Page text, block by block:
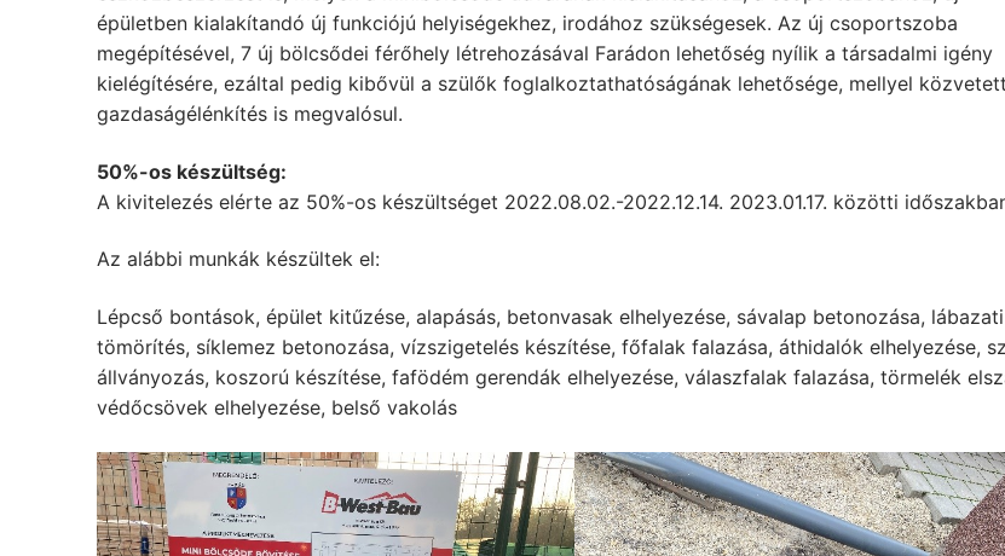
épületben kialakítandó új funkciójú helyiségekhez, irodához szükségesek. Az új csoportszoba
megépítésével, 7 új bölcsődei férőhely létrehozásával Farádon lehetőség nyílik a társadalmi igény
kielégítésére, ezáltal pedig kibővül a szülők foglalkoztathatóságának lehetősége, mellyel közvetett
gazdaságélénkítés is megvalósul.
50%-os készültség:
A kivitelezés elérte az 50%-os készültséget 2022.08.02.-2022.12.14. 2023.01.17. közötti
Az alábbi munkák készültek el:
Lépcső bontások, épület kitűzése, alapásás, betonvasak elhelyezése, sávalap betonozása,
tömörítés, síklemez betonozása, vízszigetelés készítése, főfalak falazása, áthidalók elhelyezése,
állványozás, koszorú készítése, fafödém gerendák elhelyezése, válaszfalak falazása, törmelék
védőcsövek elhelyezése, belső vakolás